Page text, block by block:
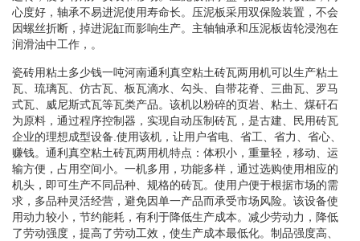
心度好，轴承不易进泥使用寿命长。压泥板采用双保险装置，不会
因螺丝折断，掉进泥缸而影响生产。主轴轴承和压泥板齿轮浸泡在
润滑油中工作，。
瓷砖用粘土多少钱一吨河南通利真空粘土砖瓦两用机可以生产粘土
瓦、琉璃瓦、仿古瓦、板瓦滴水、勾头、自带花脊、三曲瓦、罗马
式瓦、威尼斯式瓦等瓦类产品。该机以粉碎的页岩、粘土、煤矸石
为原料，通过程序控制器，实现自动压制砖瓦，是古建、民用砖瓦
企业的理想成型设备.使用该机，让用户省电、省工、省力、省心、
赚钱。通利真空粘土砖瓦两用机特点：体积小，重量轻，移动、运
输方便，占用空间小。一机多用，功能多样，通过选购使用相应的
机头，即可生产不同品种、规格的砖瓦。使用户便于根据市场的需
求，多品种灵活经营，避免因单一产品而承受市场风险。该设备使
用动力较小，节约能耗，有利于降低生产成本。减少劳动力，降低
了劳动强度，提高了劳动工效，使生产成本最低化。制品强度高、